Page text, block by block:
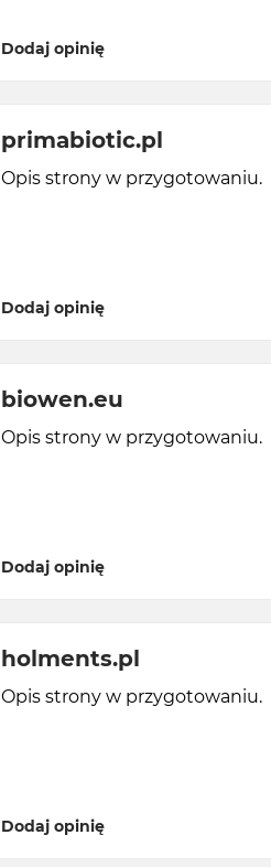
Dodaj opinię
primabiotic.pl
Opis strony w przygotowaniu.
Dodaj opinię
biowen.eu
Opis strony w przygotowaniu.
Dodaj opinię
holments.pl
Opis strony w przygotowaniu.
Dodaj opinię